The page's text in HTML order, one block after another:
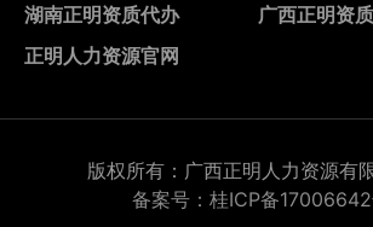
湖南正明资质代办
广西正明资
正明人力资源官网
版权所有：广西正明人力资源有
备案号：桂ICP备